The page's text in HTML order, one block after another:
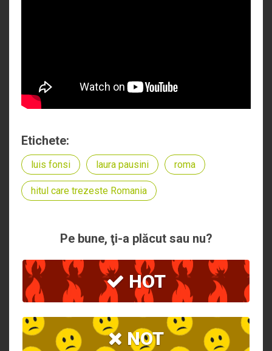
Etichete:
luis fonsi laura pausini roma
hitul care trezeste Romania
Pe bune, ţi-a plăcut sau nu?
HOT
NOT